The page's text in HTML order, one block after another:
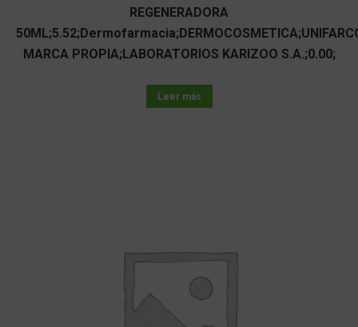
REGENERADORA
MARCA PROPIA;LABORATORIOS KARIZOO S.A.;0.00;
Leer más